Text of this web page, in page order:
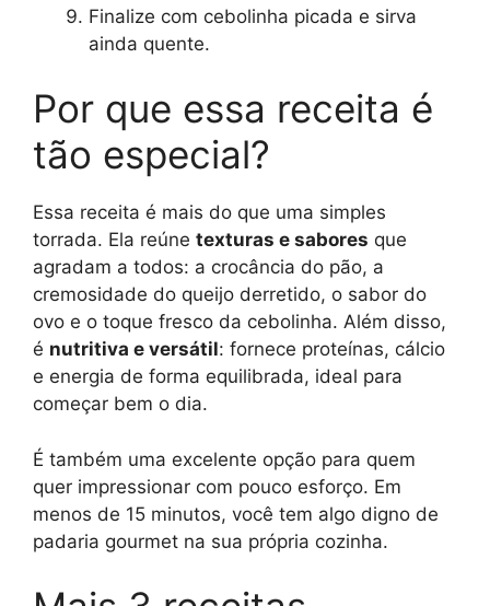
Finalize com cebolinha picada e sirva
ainda quente.
Por que essa receita é
tão especial?
Essa receita é mais do que uma simples
torrada. Ela reúne texturas e sabores que
agradam a todos: a crocância do pão, a
cremosidade do queijo derretido, o sabor do
ovo e o toque fresco da cebolinha. Além disso,
é nutritiva e versátil: fornece proteínas, cálcio
e energia de forma equilibrada, ideal para
começar bem o dia.
É também uma excelente opção para quem
quer impressionar com pouco esforço. Em
menos de 15 minutos, você tem algo digno de
padaria gourmet na sua própria cozinha.